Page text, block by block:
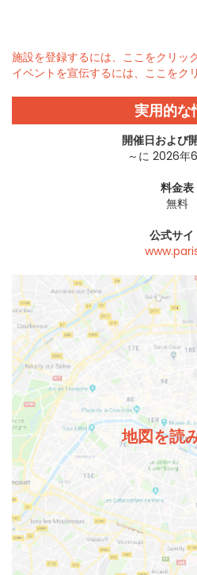
施設を登録するには、ここをクリッ
イベントを宣伝するには、ここをク
実用的な
開催日および
～に 2026年
料金表
無料
公式サイ
地図を読